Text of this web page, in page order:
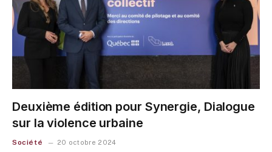
Deuxième édition pour Synergie, Dialogue
sur la violence urbaine
Société 20 octobre 2024